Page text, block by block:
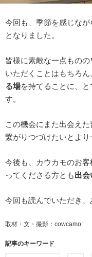
今回も、季節を感じなが
となりました。
皆様に素敵な一点もの
いただくことはもちろん
る場を持てることに、
す。
この機会にまた出会え
繋がりつづけたいとより
今後も、カウカモのお
ってくださる方とも出会
今回も読んでいただき、
取材・文・撮影：cowcamo
記事のキーワード